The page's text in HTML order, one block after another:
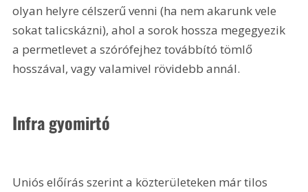
olyan helyre célszerű venni (ha nem akarunk vele
sokat talicskázni), ahol a sorok hossza megegyezik
a permetlevet a szórófejhez továbbító tömlő
hosszával, vagy valamivel rövidebb annál.
Infra gyomirtó
Uniós előírás szerint a közterületeken már tilos